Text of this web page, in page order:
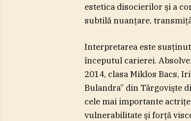
estetica disocierilor şi a
subtilă nuanţare,
Interpretarea este
începutul carierei.
2014, clasa Miklos Bacs,
Bulandra” din Târgovişte
cele mai importante
vulnerabilitate şi forţă